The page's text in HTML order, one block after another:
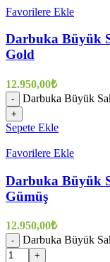
Favorilere Ekle
Darbuka Büyük
Gold
12.950,00₺
- Darbuka Büyük
+
Sepete Ekle
Favorilere Ekle
Darbuka Büyük
Gümüş
12.950,00₺
- Darbuka Büyük
+